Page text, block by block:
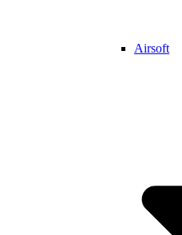
Airsoft